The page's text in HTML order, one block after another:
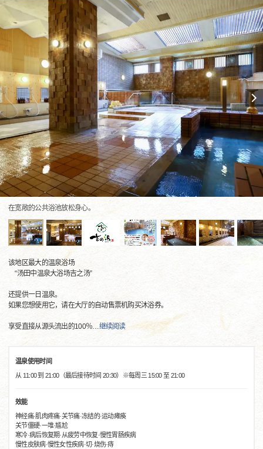
在宽敞的公共浴池放松身心。
该地区最大的温泉浴场
“汤田中温泉大浴场吉之汤”
还提供一日温泉。
如果您想使用它，请在大厅的自动售票机购买沐浴券。
享受直接从源头流出的100％…继续阅读
温泉使用时间
从 11:00 到 21:00（最后接待时间 20:30）※每周三 15:00 至 21:00
效能
神经痛·肌肉疼痛·关节痛·冻结的·运动瘫痪
关节僵硬·一堆·尴尬
寒冷·病后恢复期·从疲劳中恢复·慢性胃肠疾病
慢性皮肤病·慢性女性疾病·切·烧伤·痔